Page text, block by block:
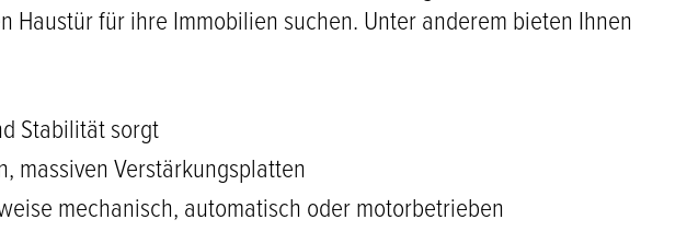
für ihre Immobilien suchen. Unter anderem bieten Ihnen
Stabilität sorgt
massiven Verstärkungsplatten
mechanisch, automatisch oder motorbetrieben